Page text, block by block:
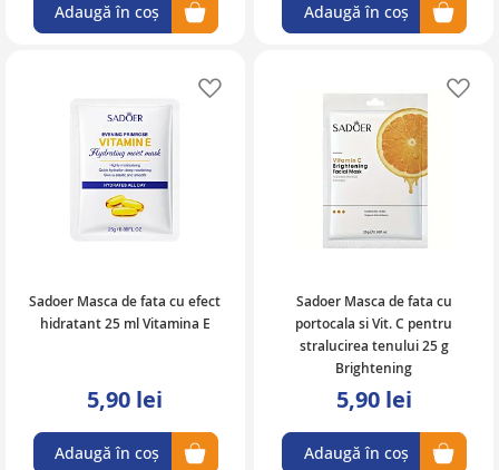
Adaugă în coș Adaugă în coș
Sadoer Masca de fata cu efect
hidratant 25 ml Vitamina E
5,90 lei
Adaugă în coș
Sadoer Masca de fata cu
portocala si Vit. C pentru
stralucirea tenului 25 g
Brightening
5,90 lei
Adaugă în coș